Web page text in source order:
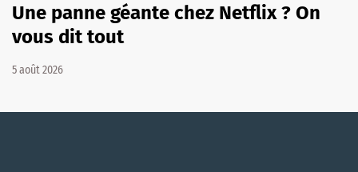
Une panne géante chez Netflix ? On
vous dit tout
5 août 2026